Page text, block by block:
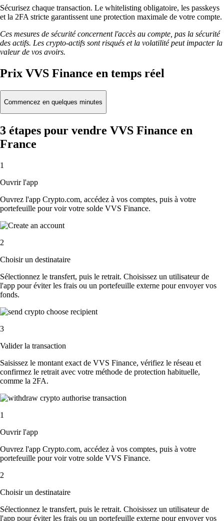
Sécurisez chaque transaction. Le whitelisting obligatoire, les passkeys
et la 2FA stricte garantissent une protection maximale de votre compte.
Ces mesures de sécurité concernent l'accès au compte, pas la sécurité
des actifs. Les crypto-actifs sont risqués et la volatilité peut impacter la
valeur de vos avoirs.
Prix VVS Finance en temps réel
Commencez en quelques minutes
3 étapes pour vendre VVS Finance en
France
1
Ouvrir l'app
Ouvrez l'app Crypto.com, accédez à vos comptes, puis à votre
portefeuille pour voir votre solde VVS Finance.
2
Choisir un destinataire
Sélectionnez le transfert, puis le retrait. Choisissez un utilisateur de
l'app pour éviter les frais ou un portefeuille externe pour envoyer vos
fonds.
3
Valider la transaction
Saisissez le montant exact de VVS Finance, vérifiez le réseau et
confirmez le retrait avec votre méthode de protection habituelle,
comme la 2FA.
1
Ouvrir l'app
Ouvrez l'app Crypto.com, accédez à vos comptes, puis à votre
portefeuille pour voir votre solde VVS Finance.
2
Choisir un destinataire
Sélectionnez le transfert, puis le retrait. Choisissez un utilisateur de
l'app pour éviter les frais ou un portefeuille externe pour envoyer vos